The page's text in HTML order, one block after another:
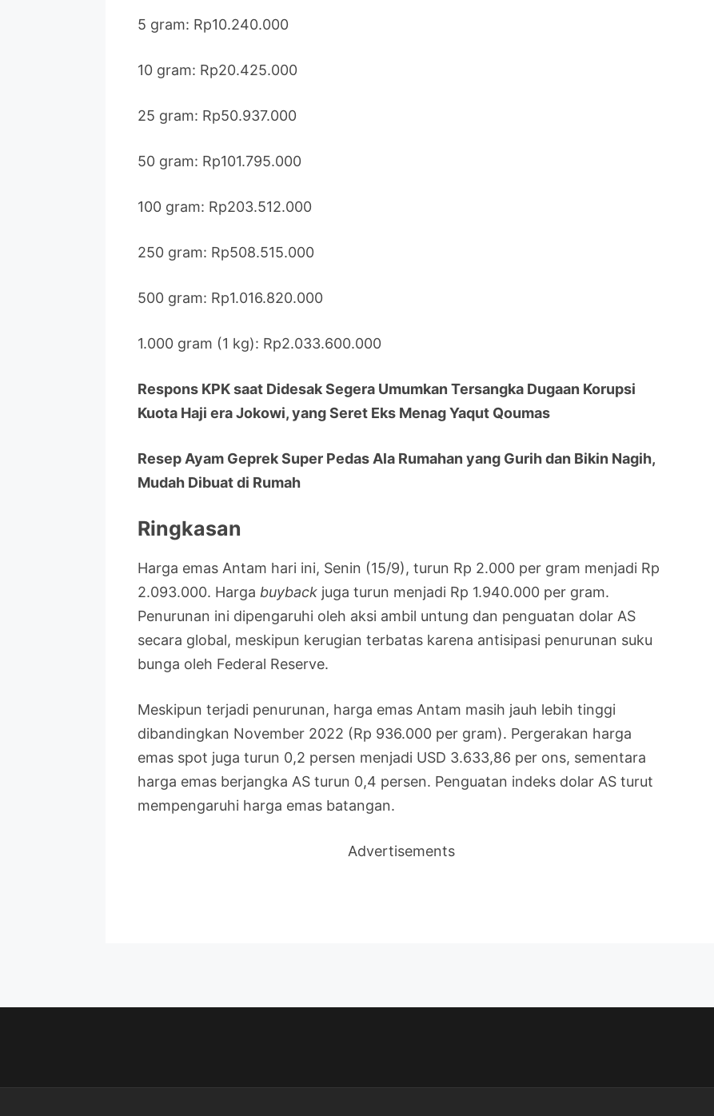
5 gram: Rp10.240.000
10 gram: Rp20.425.000
25 gram: Rp50.937.000
50 gram: Rp101.795.000
100 gram: Rp203.512.000
250 gram: Rp508.515.000
500 gram: Rp1.016.820.000
1.000 gram (1 kg): Rp2.033.600.000
Respons KPK saat Didesak Segera Umumkan Tersangka Dugaan Korupsi
Kuota Haji era Jokowi, yang Seret Eks Menag Yaqut Qoumas
Resep Ayam Geprek Super Pedas Ala Rumahan yang Gurih dan Bikin Nagih,
Mudah Dibuat di Rumah
Ringkasan
Harga emas Antam hari ini, Senin (15/9), turun Rp 2.000 per gram menjadi Rp
2.093.000. Harga buyback juga turun menjadi Rp 1.940.000 per gram.
Penurunan ini dipengaruhi oleh aksi ambil untung dan penguatan dolar AS
secara global, meskipun kerugian terbatas karena antisipasi penurunan suku
bunga oleh Federal Reserve.
Meskipun terjadi penurunan, harga emas Antam masih jauh lebih tinggi
dibandingkan November 2022 (Rp 936.000 per gram). Pergerakan harga
emas spot juga turun 0,2 persen menjadi USD 3.633,86 per ons, sementara
harga emas berjangka AS turun 0,4 persen. Penguatan indeks dolar AS turut
mempengaruhi harga emas batangan.
Advertisements